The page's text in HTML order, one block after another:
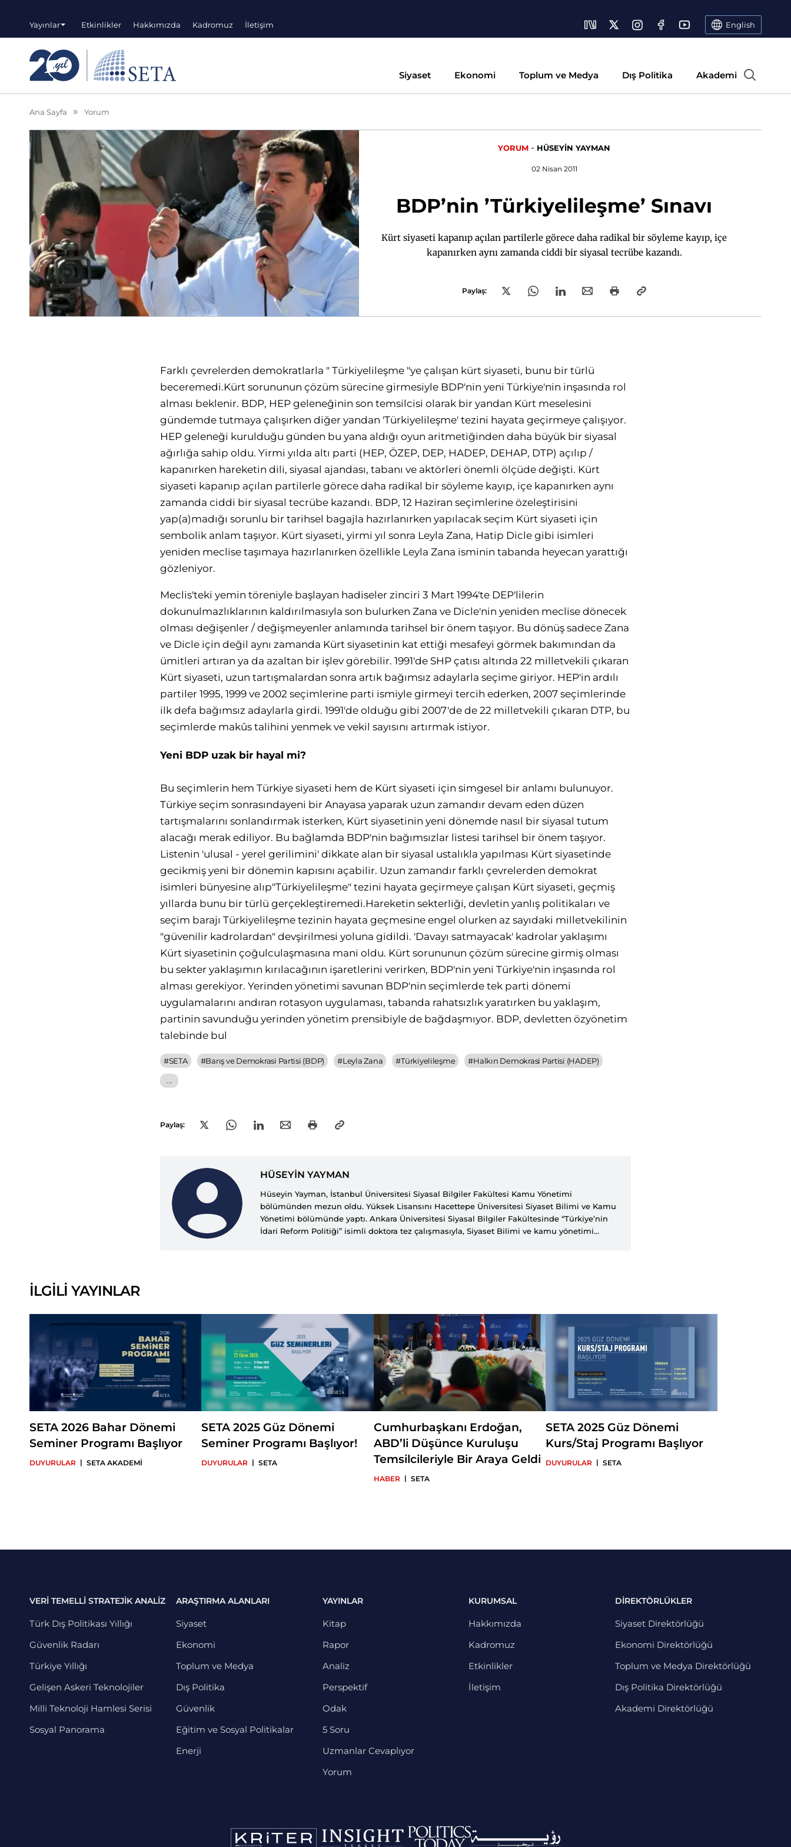
Yayınlar Etkinlikler Hakkımızda Kadromuz İletişim English
Siyaset Ekonomi Toplum ve Medya Dış Politika Akademi
Ana Sayfa Yorum
YORUM - HÜSEYİN YAYMAN
02 Nisan 2011
BDP’nin ’Türkiyelileşme’ Sınavı
Kürt siyaseti kapanıp açılan partilerle görece daha radikal bir söyleme kayıp, içe
kapanırken aynı zamanda ciddi bir siyasal tecrübe kazandı.
Paylaş:
Farklı çevrelerden demokratlarla " Türkiyelileşme "ye çalışan kürt siyaseti, bunu bir türlü
beceremedi.Kürt sorununun çözüm sürecine girmesiyle BDP'nin yeni Türkiye'nin inşasında rol
alması beklenir. BDP, HEP geleneğinin son temsilcisi olarak bir yandan Kürt meselesini
gündemde tutmaya çalışırken diğer yandan 'Türkiyelileşme' tezini hayata geçirmeye çalışıyor.
HEP geleneği kurulduğu günden bu yana aldığı oyun aritmetiğinden daha büyük bir siyasal
ağırlığa sahip oldu. Yirmi yılda altı parti (HEP, ÖZEP, DEP, HADEP, DEHAP, DTP) açılıp /
kapanırken hareketin dili, siyasal ajandası, tabanı ve aktörleri önemli ölçüde değişti. Kürt
siyaseti kapanıp açılan partilerle görece daha radikal bir söyleme kayıp, içe kapanırken aynı
zamanda ciddi bir siyasal tecrübe kazandı. BDP, 12 Haziran seçimlerine özeleştirisini
yap(a)madığı sorunlu bir tarihsel bagajla hazırlanırken yapılacak seçim Kürt siyaseti için
sembolik anlam taşıyor. Kürt siyaseti, yirmi yıl sonra Leyla Zana, Hatip Dicle gibi isimleri
yeniden meclise taşımaya hazırlanırken özellikle Leyla Zana isminin tabanda heyecan yarattığı
gözleniyor.
Meclis'teki yemin töreniyle başlayan hadiseler zinciri 3 Mart 1994'te DEP'lilerin
dokunulmazlıklarının kaldırılmasıyla son bulurken Zana ve Dicle'nin yeniden meclise dönecek
olması değişenler / değişmeyenler anlamında tarihsel bir önem taşıyor. Bu dönüş sadece Zana
ve Dicle için değil aynı zamanda Kürt siyasetinin kat ettiği mesafeyi görmek bakımından da
ümitleri artıran ya da azaltan bir işlev görebilir. 1991'de SHP çatısı altında 22 milletvekili çıkaran
Kürt siyaseti, uzun tartışmalardan sonra artık bağımsız adaylarla seçime giriyor. HEP'in ardılı
partiler 1995, 1999 ve 2002 seçimlerine parti ismiyle girmeyi tercih ederken, 2007 seçimlerinde
ilk defa bağımsız adaylarla girdi. 1991'de olduğu gibi 2007'de de 22 milletvekili çıkaran DTP, bu
seçimlerde makûs talihini yenmek ve vekil sayısını artırmak istiyor.
Yeni BDP uzak bir hayal mi?
Bu seçimlerin hem Türkiye siyaseti hem de Kürt siyaseti için simgesel bir anlamı bulunuyor.
Türkiye seçim sonrasındayeni bir Anayasa yaparak uzun zamandır devam eden düzen
tartışmalarını sonlandırmak isterken, Kürt siyasetinin yeni dönemde nasıl bir siyasal tutum
alacağı merak ediliyor. Bu bağlamda BDP'nin bağımsızlar listesi tarihsel bir önem taşıyor.
Listenin 'ulusal - yerel gerilimini' dikkate alan bir siyasal ustalıkla yapılması Kürt siyasetinde
gecikmiş yeni bir dönemin kapısını açabilir. Uzun zamandır farklı çevrelerden demokrat
isimleri bünyesine alıp"Türkiyelileşme" tezini hayata geçirmeye çalışan Kürt siyaseti, geçmiş
yıllarda bunu bir türlü gerçekleştiremedi.Hareketin sekterliği, devletin yanlış politikaları ve
seçim barajı Türkiyelileşme tezinin hayata geçmesine engel olurken az sayıdaki milletvekilinin
"güvenilir kadrolardan" devşirilmesi yoluna gidildi. 'Davayı satmayacak' kadrolar yaklaşımı
Kürt siyasetinin çoğulculaşmasına mani oldu. Kürt sorununun çözüm sürecine girmiş olması
bu sekter yaklaşımın kırılacağının işaretlerini verirken, BDP'nin yeni Türkiye'nin inşasında rol
alması gerekiyor. Yerinden yönetimi savunan BDP'nin seçimlerde tek parti dönemi
uygulamalarını andıran rotasyon uygulaması, tabanda rahatsızlık yaratırken bu yaklaşım,
partinin savunduğu yerinden yönetim prensibiyle de bağdaşmıyor. BDP, devletten özyönetim
talebinde bul
#SETA #Barış ve Demokrasi Partisi (BDP) #Leyla Zana #Türkiyelileşme #Halkın Demokrasi Partisi (HADEP)
...
Paylaş:
HÜSEYİN YAYMAN
Hüseyin Yayman, İstanbul Üniversitesi Siyasal Bilgiler Fakültesi Kamu Yönetimi
bölümünden mezun oldu. Yüksek Lisansını Hacettepe Üniversitesi Siyaset Bilimi ve Kamu
Yönetimi bölümünde yaptı. Ankara Üniversitesi Siyasal Bilgiler Fakültesinde “Türkiye’nin
İdari Reform Politiği” isimli doktora tez çalışmasıyla, Siyaset Bilimi ve kamu yönetimi
İLGİLİ YAYINLAR
SETA 2026 Bahar Dönemi
Seminer Programı Başlıyor
DUYURULAR | SETA AKADEMİ
SETA 2025 Güz Dönemi
Seminer Programı Başlıyor!
DUYURULAR | SETA
Cumhurbaşkanı Erdoğan,
ABD’li Düşünce Kuruluşu
Temsilcileriyle Bir Araya Geldi
HABER | SETA
SETA 2025 Güz Dönemi
Kurs/Staj Programı Başlıyor
DUYURULAR | SETA
VERİ TEMELLİ STRATEJİK ANALİZ
Türk Dış Politikası Yıllığı
Güvenlik Radarı
Türkiye Yıllığı
Gelişen Askeri Teknolojiler
Milli Teknoloji Hamlesi Serisi
Sosyal Panorama
ARAŞTIRMA ALANLARI
Siyaset
Ekonomi
Toplum ve Medya
Dış Politika
Güvenlik
Eğitim ve Sosyal Politikalar
Enerji
YAYINLAR
Kitap
Rapor
Analiz
Perspektif
Odak
5 Soru
Uzmanlar Cevaplıyor
Yorum
KURUMSAL
Hakkımızda
Kadromuz
Etkinlikler
İletişim
DİREKTÖRLÜKLER
Siyaset Direktörlüğü
Ekonomi Direktörlüğü
Toplum ve Medya Direktörlüğü
Dış Politika Direktörlüğü
Akademi Direktörlüğü